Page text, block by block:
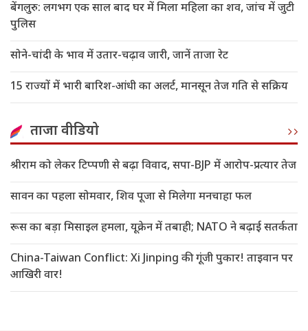
बेंगलुरु: लगभग एक साल बाद घर में मिला महिला का शव, जांच में जुटी
पुलिस
सोने-चांदी के भाव में उतार-चढ़ाव जारी, जानें ताजा रेट
15 राज्यों में भारी बारिश-आंधी का अलर्ट, मानसून तेज गति से सक्रिय
ताजा वीडियो
श्रीराम को लेकर टिप्पणी से बढ़ा विवाद, सपा-BJP में आरोप-प्रत्यार तेज
सावन का पहला सोमवार, शिव पूजा से मिलेगा मनचाहा फल
रूस का बड़ा मिसाइल हमला, यूक्रेन में तबाही; NATO ने बढ़ाई सतर्कता
China-Taiwan Conflict: Xi Jinping की गूंजी पुकार! ताइवान पर
आखिरी वार!